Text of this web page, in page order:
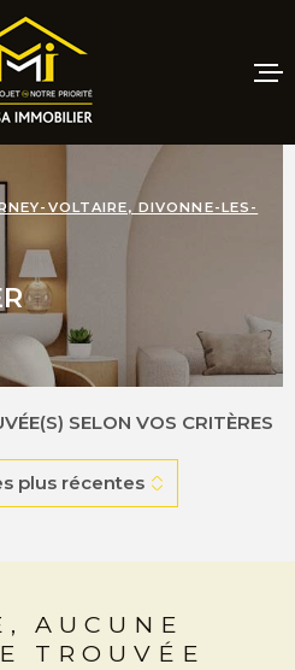
TERRAINS
NEUFS
ESTIMER
VOLTAIRE, DIVONNE-LES-
SELON VOS CRITÈRES
plus récentes
AUCUNE
TROUVÉE